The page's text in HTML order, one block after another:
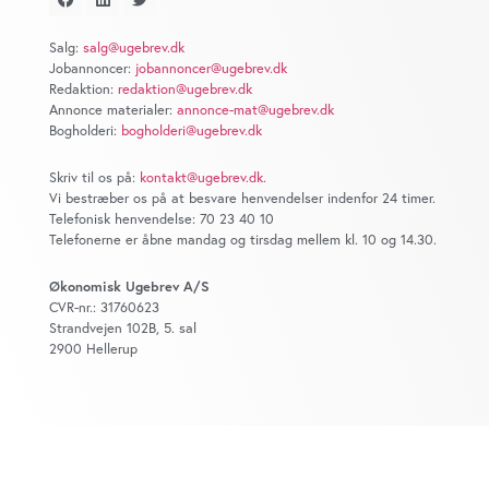
sociale medier, annonceringspartnere og
analysepartnere. Vores partnere kan kombinere disse
data med andre oplysninger, du har givet dem, eller som
de har indsamlet fra din brug af deres tjenester. Du
anvende vores hjemmeside.
Salg: salg@ugebrev.dk
Jobannoncer: jobannoncer@ugebrev.dk
Redaktion: redaktion@ugebrev.dk
Annonce materialer: annonce-mat@ugebrev.dk
Bogholderi: bogholderi@ugebrev.dk
Skriv til os på: kontakt@ugebrev.dk.
Vi bestræber os på at besvare henvendelser indenfor 24 timer.
Telefonisk henvendelse: 70 23 40 10
Telefonerne er åbne mandag og tirsdag mellem kl. 10 og 14.30.
Økonomisk Ugebrev A/S
CVR-nr.: 31760623
Strandvejen 102B, 5. sal
2900 Hellerup